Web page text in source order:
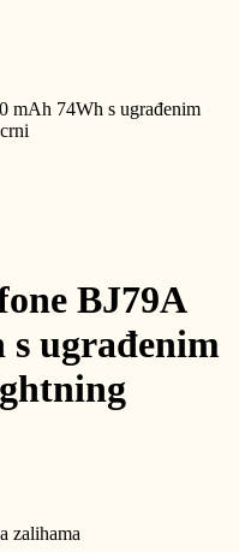
BJ79A
s ugrađenim
zalihama